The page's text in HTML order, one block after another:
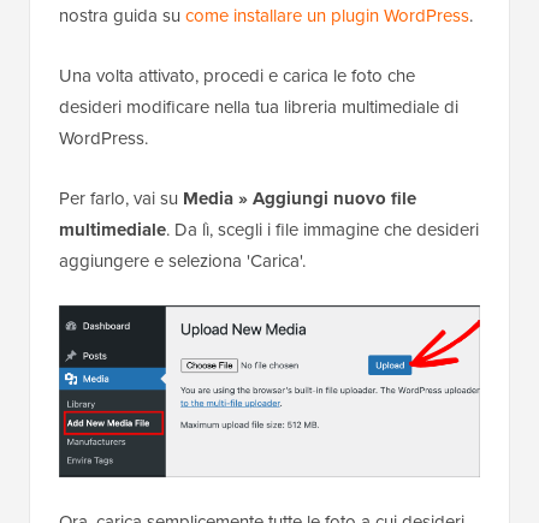
nostra guida su come installare un plugin WordPress.
Una volta attivato, procedi e carica le foto che
desideri modificare nella tua libreria multimediale di
WordPress.
Per farlo, vai su Media » Aggiungi nuovo file
multimediale. Da lì, scegli i file immagine che desideri
aggiungere e seleziona 'Carica'.